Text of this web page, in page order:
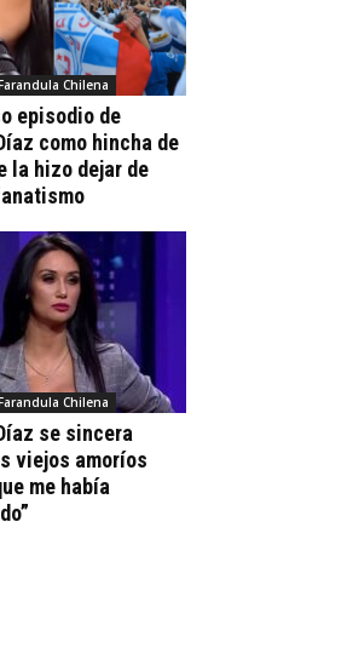
Chilena
episodio de
como hincha de
la hizo dejar de
Chilena
se sincera
viejos amoríos
me había